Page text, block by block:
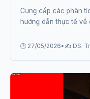
Cung cấp các phân
hướng dẫn thực tế
🕒 27/05/2026• ✍️ DS.